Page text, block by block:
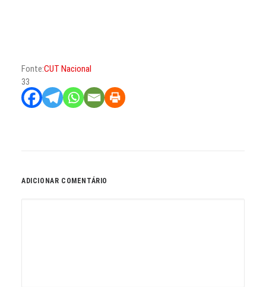
Fonte:CUT Nacional
33
ADICIONAR COMENTÁRIO